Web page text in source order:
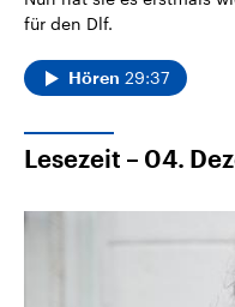
für den Dlf.
Hören 29:37
Lesezeit – 04.